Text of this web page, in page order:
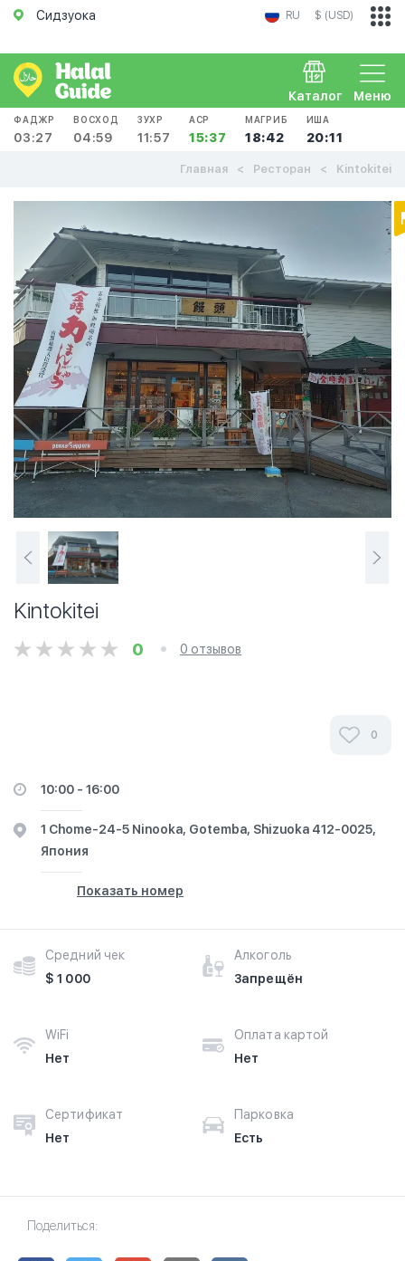
Сидзуока RU $ (USD)
Меню
Каталог
ФАДЖР
03:27
ВОСХОД
04:59
ЗУХР
11:57
АСР
15:37
МАГРИБ
18:42
ИША
20:11
Главная Ресторан Kintokitei
Kintokitei
0 0 отзывов
0
10:00 - 16:00
1 Chome-24-5 Ninooka, Gotemba, Shizuoka 412-0025,
Япония
Показать номер
Средний чек
$ 1 000
Алкоголь
Запрещён
WiFi
Нет
Оплата картой
Нет
Сертификат
Нет
Парковка
Есть
Поделиться: